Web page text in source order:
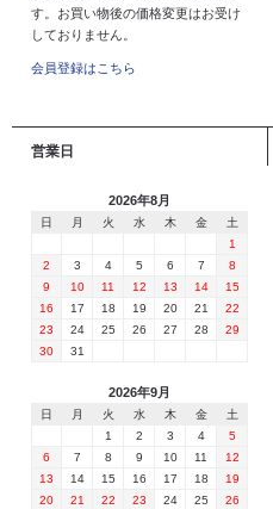
す。お買い物後の価格変更はお受け
しておりません。
会員登録はこちら
営業日
2026年8月
日 月 火 水 木 金
土
1
2
3 4 5 6 7
8
9
10 11 12 13 14
15
16
17 18 19 20 21
22
23
24 25 26 27 28
29
30
31
2026年9月
日 月 火 水 木 金
土
1
2 3 4
5
6
7 8 9 10 11
12
13
14 15 16 17 18
19
20
21 22 23 24 25
26